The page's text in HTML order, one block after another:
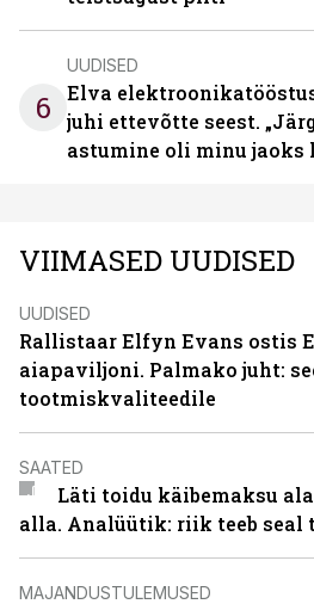
6
UUDISED
Elva
juhi ettevõtte seest.
astumine oli minu jaoks
VIIMASED UUDISED
UUDISED
Rallistaar Elfyn Evans ostis
aiapaviljoni. Palmako juht:
tootmiskvaliteedile
SAATED
Läti toidu käibemaksu
alla. Analüütik: riik teeb
MAJANDUSTULEMUSED